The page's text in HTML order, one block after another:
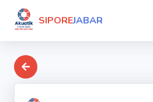
SIPOREJABAR